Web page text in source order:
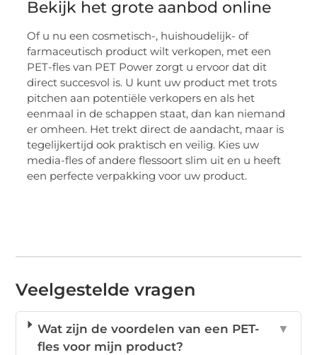
Bekijk het grote aanbod online
Of u nu een cosmetisch-, huishoudelijk- of
farmaceutisch product wilt verkopen, met een
PET-fles van PET Power zorgt u ervoor dat dit
direct succesvol is. U kunt uw product met trots
pitchen aan potentiële verkopers en als het
eenmaal in de schappen staat, dan kan niemand
er omheen. Het trekt direct de aandacht, maar is
tegelijkertijd ook praktisch en veilig. Kies uw
media-fles of andere flessoort slim uit en u heeft
een perfecte verpakking voor uw product.
Veelgestelde vragen
Wat zijn de voordelen van een PET-
fles voor mijn product?
▼